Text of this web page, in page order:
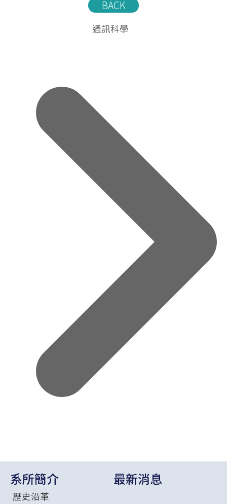
BACK
通訊科學
系所簡介
歷史沿革
最新消息